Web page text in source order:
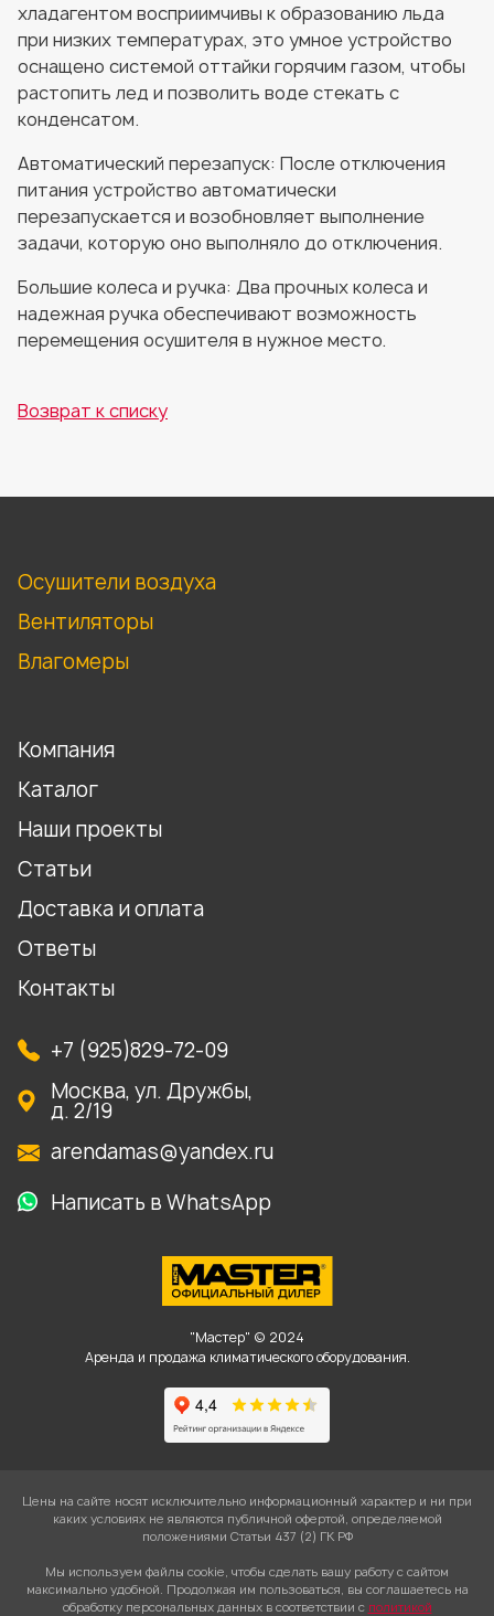
хладагентом восприимчивы к образованию льда
при низких температурах, это умное устройство
оснащено системой оттайки горячим газом, чтобы
растопить лед и позволить воде стекать с
конденсатом.
Автоматический перезапуск: После отключения
питания устройство автоматически
перезапускается и возобновляет выполнение
задачи, которую оно выполняло до отключения.
Большие колеса и ручка: Два прочных колеса и
надежная ручка обеспечивают возможность
перемещения осушителя в нужное место.
Возврат к списку
Осушители воздуха
Вентиляторы
Влагомеры
Компания
Каталог
Наши проекты
Статьи
Доставка и оплата
Ответы
Контакты
+7 (925)829-72-09
Москва, ул. Дружбы,
д. 2/19
arendamas@yandex.ru
Написать в WhatsApp
"Мастер" © 2024
Аренда и продажа климатического оборудования.
Цены на сайте носят исключительно информационный характер и ни при
каких условиях не являются публичной офертой, определяемой
положениями Статьи 437 (2) ГК РФ
Мы используем файлы cookie, чтобы сделать вашу работу с сайтом
максимально удобной. Продолжая им пользоваться, вы соглашаетесь на
обработку персональных данных в соответствии с политикой